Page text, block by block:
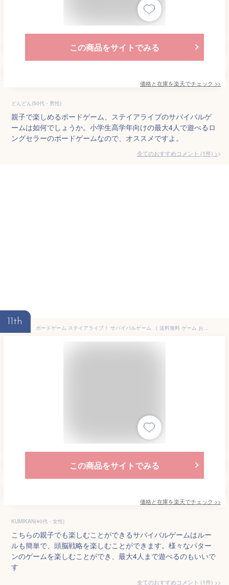
この商品をサイトでみる
価格と在庫を楽天でチェック >>
どんどん(50代・男性)
親子で楽しめるボードゲーム、ステイアライブのサバイバルゲ
ームは如何でしょうか。小学生高学年向けの最大4人で遊べるロ
ングセラーのボードゲームなので、オススメですよ。
全てのおすすめコメント (1件) >
11th
ボードゲーム ステイアライブ！ サバイバルゲーム （ 送料無料 ゲーム おもちゃ テーブルゲーム ファミリーゲーム 6歳 子ども キッズ 小学生 男の子 女の子 知育 遊び パーティー 持ち運び コンパクト おうち時間 プレゼント ）
この商品をサイトでみる
価格と在庫を楽天でチェック >>
KUMIKAN(40代・女性)
こちらの親子でも楽しむことができるサバイバルゲームはルー
ルも簡単で、頭脳戦略を楽しむことができます。様々なパター
ンのゲームを楽しむことができ、最大4人まで遊べるのもいいで
す
全てのおすすめコメント (1件) >